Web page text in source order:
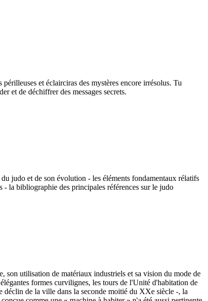
et éclairciras des mystères encore irrésolus. Tu
et de déchiffrer des messages secrets.
judo et de son évolution - les éléments fondamentaux rélatifs
- la bibliographie des principales références sur le judo
son utilisation de matériaux industriels et sa vision du mode de
formes curvilignes, les tours de l'Unité d'habitation de
déclin de la ville dans la seconde moitié du XXe siècle -, la